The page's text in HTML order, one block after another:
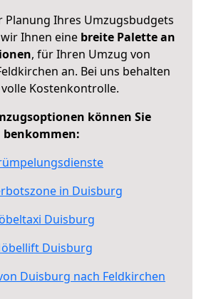
Planung Ihres Umzugsbudgets
Ihnen eine breite Palette an
, für Ihren Umzug von
an. Bei uns behalten
volle Kostenkontrolle.
können Sie
benkommen:
in Duisburg
Duisburg
Duisburg
Duisburg nach Feldkirchen